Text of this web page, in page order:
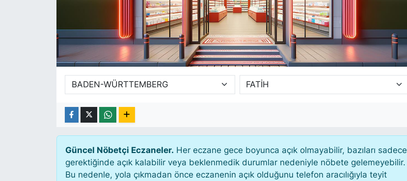
Güncel Nöbetçi Eczaneler. Her eczane gece boyunca açık olmayabilir, bazıları sadece
gerektiğinde açık kalabilir veya beklenmedik durumlar nedeniyle nöbete gelemeyebilir.
Bu nedenle, yola çıkmadan önce eczanenin açık olduğunu telefon aracılığıyla teyit
SAĞLIK